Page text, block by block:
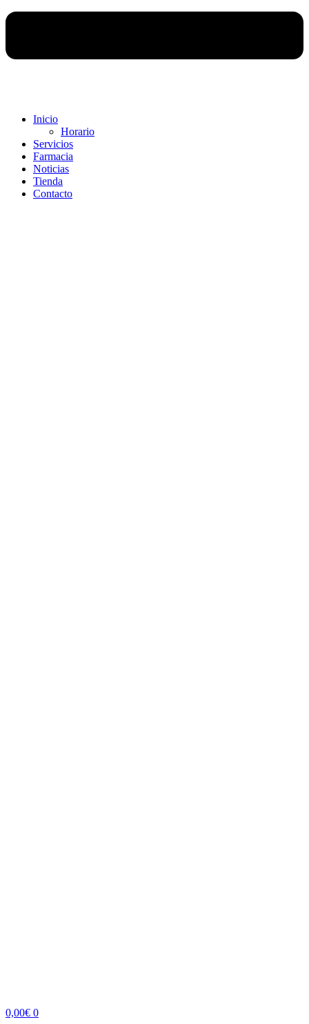
Inicio
Horario
Servicios
Farmacia
Noticias
Tienda
Contacto
0,00€ 0